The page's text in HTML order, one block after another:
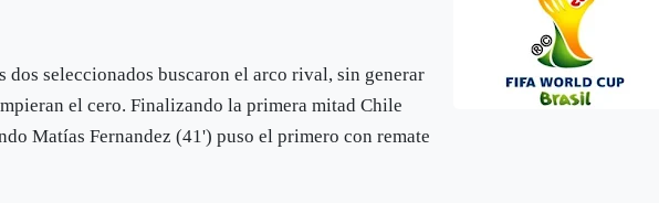
dos seleccionados buscaron el arco rival, sin generar
el cero. Finalizando la primera mitad Chile
Matías Fernandez (41') puso el primero con remate